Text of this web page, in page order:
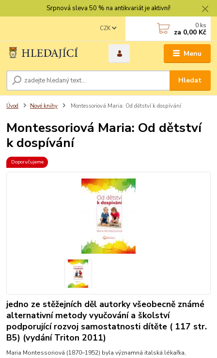
Srpnová sleva 50 % na antikvariát je aktivní!
Menu
CZK
Hledat
0 ks
za 0,00 Kč
Úvod Nové knihy Montessoriová Maria: Od dětství k dospívání
Montessoriová Maria: Od dětství
k dospívání
Doporučujeme
jedno ze stěžejních děl autorky všeobecně známé
alternativní metody vyučování a školství
podporující rozvoj samostatnosti dítěte ( 117 str.
B5) (vydání Triton 2011)
Maria Montessoriová (1870–1952) byla významná italská lékařka,